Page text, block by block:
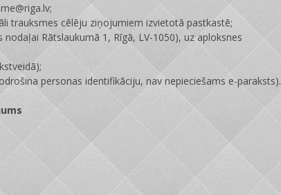
trauksmes cēlēju ziņojumiem izvietotā pastkastē;
Rātslaukumā 1, Rīgā, LV-1050), uz aploksnes
personas identifikāciju, nav nepieciešams e-paraksts).